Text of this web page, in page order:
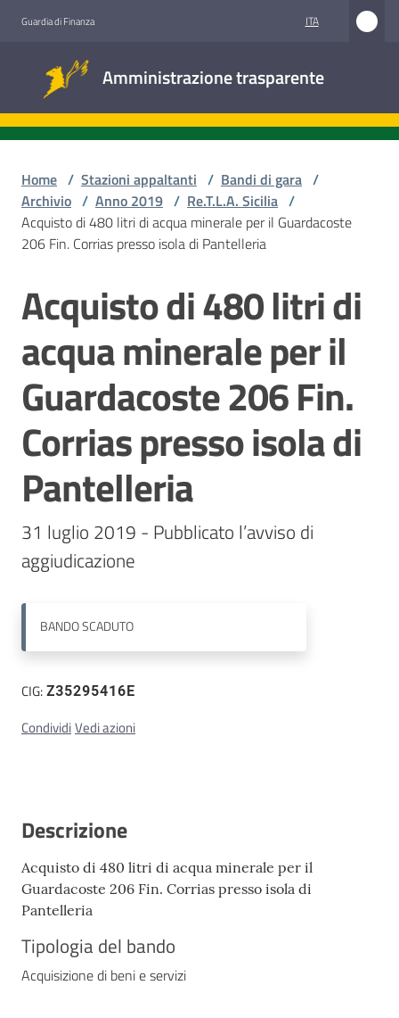
Guardia di Finanza ITA
Amministrazione trasparente
trasparente
Accesso
Stazioni
appaltanti
Contatti
Home / Stazioni appaltanti / Bandi di gara /
Archivio / Anno 2019 / Re.T.L.A. Sicilia /
Acquisto di 480 litri di acqua minerale per il Guardacoste
206 Fin. Corrias presso isola di Pantelleria
Salta al contenuto
Acquisto di 480 litri di
acqua minerale per il
Guardacoste 206 Fin.
Corrias presso isola di
Pantelleria
31 luglio 2019 - Pubblicato l’avviso di
aggiudicazione
BANDOSCADUTO
CIG:Z35295416E
CondividiVedi azioni
Descrizione
Acquisto di 480 litri di acqua minerale per il
Guardacoste 206 Fin. Corrias presso isola di
Pantelleria
Tipologia del bando
Acquisizione di beni e servizi